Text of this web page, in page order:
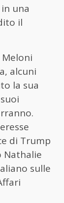
una
il
alcuni
la sua
di Trump
Nathalie
sulle